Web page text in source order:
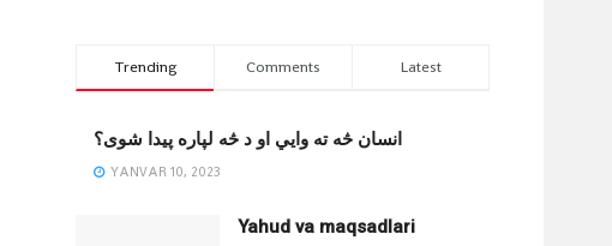
Trending Comments Latest
انسان څه ته وایي او د څه لپاره پیدا شوی؟
YANVAR 10, 2023
Yahud va maqsadlari